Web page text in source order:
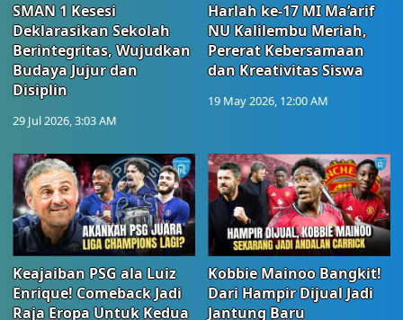
SMAN 1 Kesesi
Deklarasikan Sekolah
Berintegritas, Wujudkan
Budaya Jujur dan
Disiplin
29 Jul 2026, 3:03 AM
Harlah ke-17 MI Ma’arif
NU Kalilembu Meriah,
Pererat Kebersamaan
dan Kreativitas Siswa
19 May 2026, 12:00 AM
Keajaiban PSG ala Luiz
Enrique! Comeback Jadi
Raja Eropa Untuk Kedua
Kobbie Mainoo Bangkit!
Dari Hampir Dijual Jadi
Jantung Baru